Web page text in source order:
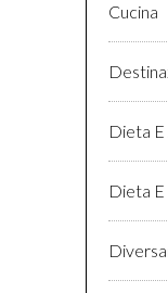
Cucina
Dieta
Dieta